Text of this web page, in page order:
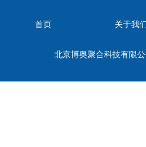
首页 关于我们
北京博奥聚合科技有限